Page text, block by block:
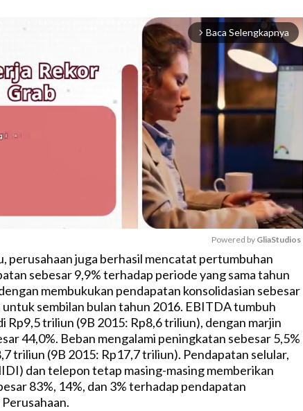
arrow_forward_ios Baca Selengkapnya
M
u
e
Powered by GliaStudios
perusahaan juga berhasil mencatat pertumbuhan
sebesar 9,9% terhadap periode yang sama tahun
membukukan pendapatan konsolidasian sebesar
sembilan bulan tahun 2016. EBITDA tumbuh
Rp9,5 triliun (9B 2015: Rp8,6 triliun), dengan marjin
44,0%. Beban mengalami peningkatan sebesar 5,5%
triliun (9B 2015: Rp17,7 triliun). Pendapatan selular,
dan telepon tetap masing-masing memberikan
83%, 14%, dan 3% terhadap pendapatan